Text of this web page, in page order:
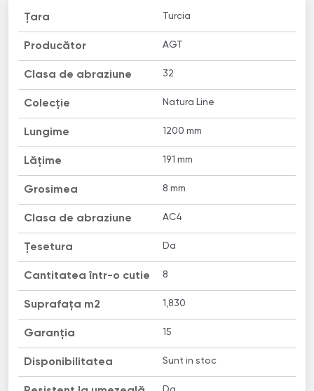
Țara Turcia
Producător AGT
Clasa de abraziune 32
Colecție Natura Line
Lungime 1200 mm
Lățime 191 mm
Grosimea 8 mm
Clasa de abraziune AC4
Țesetura Da
Cantitatea într-o cutie 8
Suprafața m2 1,830
Garanția 15
Disponibilitatea Sunt in stoc